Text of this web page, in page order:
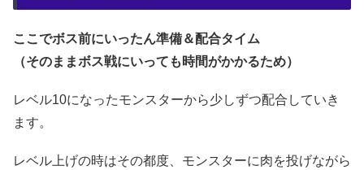
ここでボス前にいったん準備＆配合タイム
（そのままボス戦にいっても時間がかかるため）
レベル10になったモンスターから少しずつ配合していき
ます。
レベル上げの時はその都度、モンスターに肉を投げながら